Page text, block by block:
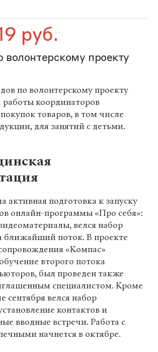
руб.
волонтерскому проекту
по волонтерскому проекту
координаторов
товаров, в том числе
для занятий с детьми.
активная подготовка к запуску
онлайн-программы «Про себя»:
велся набор
ближайший поток. В проекте
«Компас»
второго потока
был проведен также
специалистом. Кроме
сентября велся набор
контактов и
вводные встречи. Работа с
начнется в октябре.